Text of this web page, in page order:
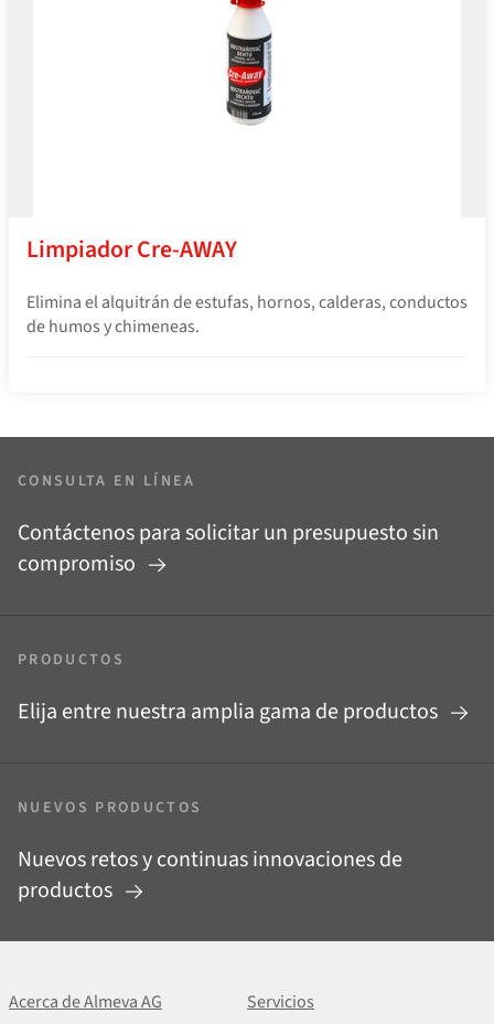
Limpiador Cre-AWAY
Elimina el alquitrán de estufas, hornos, calderas, conductos
de humos y chimeneas.
CONSULTA EN LÍNEA
Contáctenos para solicitar un presupuesto sin
compromiso
PRODUCTOS
Elija entre nuestra amplia gama de productos
NUEVOS PRODUCTOS
Nuevos retos y continuas innovaciones de
productos
Acerca de Almeva AG Servicios